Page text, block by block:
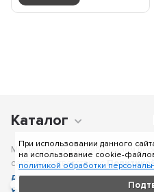
При использовании данного
на использование cookie-
политикой обработки
Каталог
Мы получаем и обрабатываем
сайта в соответствии с
данных, в том числе с